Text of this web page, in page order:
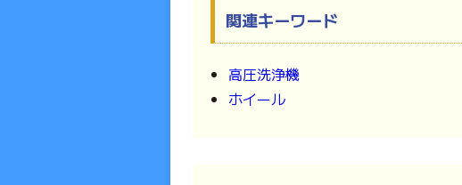
関連キーワード
高圧洗浄機
ホイール